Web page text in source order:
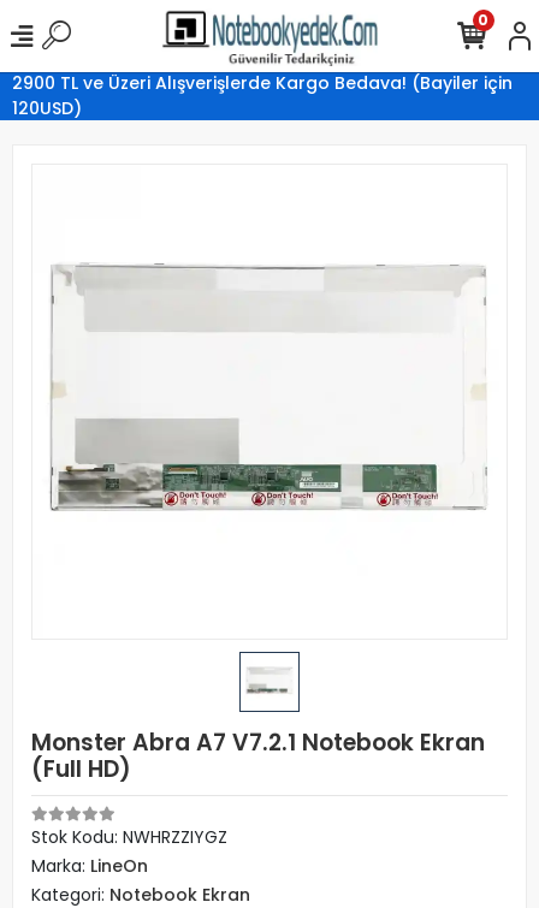
2900 TL ve Üzeri Alışverişlerde Kargo Bedava! (Bayiler için
120USD)
0
Monster Abra A7 V7.2.1 Notebook Ekran
(Full HD)
Stok Kodu: NWHRZZIYGZ
Marka: LineOn
Kategori: Notebook Ekran